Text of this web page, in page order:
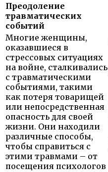
Преодоление
травматических
событий
Многие женщины,
оказавшиеся в
стрессовых ситуациях
на войне, сталкивались
с травматическими
событиями, такими
как потеря товарищей
или непосредственная
опасность для своей
жизни. Они находили
различные способы,
чтобы справиться с
этими травмами – от
посещения психологов